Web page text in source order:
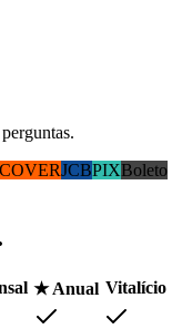
JCBPIXBoleto
★ Anual Vitalício